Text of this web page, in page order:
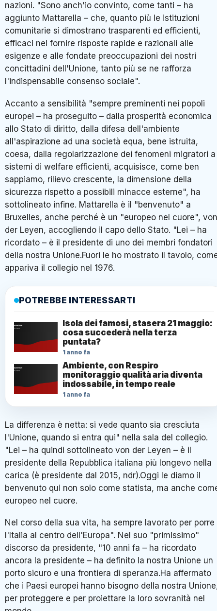
nazioni. "Sono anch'io convinto, come tanti – ha
aggiunto Mattarella – che, quanto più le istituzioni
comunitarie si dimostrano trasparenti ed efficienti,
efficaci nel fornire risposte rapide e razionali alle
esigenze e alle fondate preoccupazioni dei nostri
concittadini dell'Unione, tanto più se ne rafforza
l'indispensabile consenso sociale".
Accanto a sensibilità "sempre preminenti nei popoli
europei – ha proseguito – dalla prosperità economica
allo Stato di diritto, dalla difesa dell'ambiente
all'aspirazione ad una società equa, bene istruita,
coesa, dalla regolarizzazione dei fenomeni migratori a
sistemi di welfare efficienti, acquisisce, come ben
sappiamo, rilievo crescente, la dimensione della
sicurezza rispetto a possibili minacce esterne", ha
sottolineato infine. Mattarella è il "benvenuto" a
Bruxelles, anche perché è un "europeo nel cuore", von
der Leyen, accogliendo il capo dello Stato. "Lei – ha
ricordato – è il presidente di uno dei membri fondatori
della nostra Unione.Fuori le ho mostrato il tavolo,
appariva il collegio nel 1976.
POTREBBE INTERESSARTI
Isola dei famosi, stasera 21 maggio:
cosa succederà nella terza
puntata?
1 anno fa
Ambiente, con Respiro
monitoraggio qualità aria diventa
indossabile, in tempo reale
1 anno fa
La differenza è netta: si vede quanto sia cresciuta
l'Unione, quando si entra qui" nella sala del collegio.
"Lei – ha quindi sottolineato von der Leyen – è il
presidente della Repubblica italiana più longevo nella
carica (è presidente dal 2015, ndr).Oggi le diamo il
benvenuto qui non solo come statista, ma anche
europeo nel cuore.
Nel corso della sua vita, ha sempre lavorato per porre
l'Italia al centro dell'Europa". Nel suo "primissimo"
discorso da presidente, "10 anni fa – ha ricordato
ancora la presidente – ha definito la nostra Unione un
porto sicuro e una frontiera di speranza.Ha affermato
che i Paesi europei hanno bisogno della nostra
per proteggere e per proiettare la loro sovranità nel